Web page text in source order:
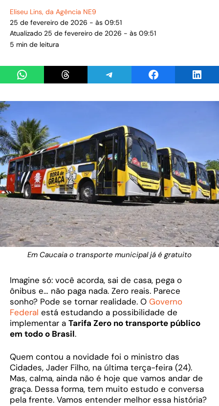
Eliseu Lins, da Agência NE9
25 de fevereiro de 2026 - às 09:51
Atualizado 25 de fevereiro de 2026 - às 09:51
5 min de leitura
Share on WhatsAppShare on ThreadsShare on TelegramShare on Facebook
Em Caucaia o transporte municipal já é gratuito
Imagine só: você acorda, sai de casa, pega o
ônibus e… não paga nada. Zero reais. Parece
sonho? Pode se tornar realidade. O Governo
Federal está estudando a possibilidade de
implementar a Tarifa Zero no transporte público
em todo o Brasil.
Quem contou a novidade foi o ministro das
Cidades, Jader Filho, na última terça-feira (24).
Mas, calma, ainda não é hoje que vamos andar de
graça. Dessa forma, tem muito estudo e conversa
pela frente. Vamos entender melhor essa história?